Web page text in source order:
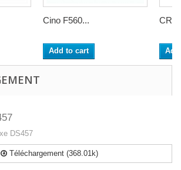
Cino F560...
Add to cart
DS457
Téléchargement (368.01k)